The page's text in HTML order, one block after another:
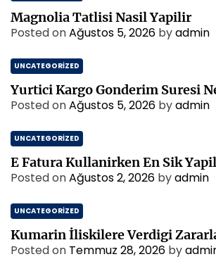
Magnolia Tatlisi Nasil Yapilir
Posted onAğustos 5, 2026 byadmin
UNCATEGORIZED
Yurtici Kargo Gonderim Suresi
Posted onAğustos 5, 2026 byadmin
UNCATEGORIZED
E Fatura Kullanirken En Sik
Posted onAğustos 2, 2026 byadmin
UNCATEGORIZED
Kumarin İliskilere Verdigi
Posted on Temmuz 28, 2026 by